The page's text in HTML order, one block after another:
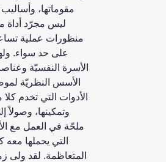
مقوماتها،
ليس مجرّد أداة
منظورات عملية
على حد سواء.
الأسرة النفسيّة
الأسس النظريّة
الأدوات التي تخدم
وتمكينها، وصولاً
ملحّة في العمل مع
التي يحملها
المتعاظمة. لقد